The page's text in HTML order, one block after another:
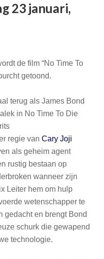
23 januari,
de film “No Time To
getoond.
terug als James Bond
in No Time To Die
regie vanCary Joji
als geheim agent
rustig bestaan op
wanneer zijn
Leiter hem om hulp
wetenschapper te
gedacht en brengt Bond
schurk die gewapend
technologie.